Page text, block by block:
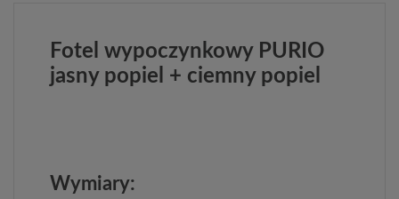
Fotel wypoczynkowy PURIO
jasny popiel + ciemny popiel
Wymiary: